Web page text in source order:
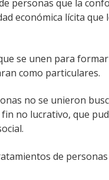
personas que la
económica lícita que
se unen para
como particulares.
no se unieron
no lucrativo, que
de